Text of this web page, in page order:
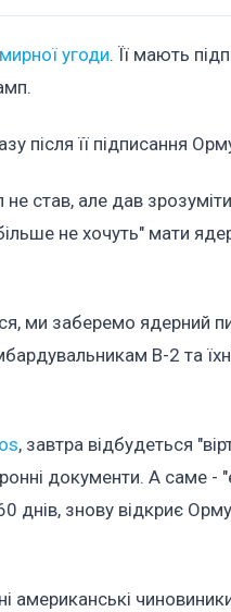
угоди. Її мають
після її підписання
став, але дав
не хочуть" мати
ми заберемо ядерний
B-2 та
, завтра відбудеться
документи. А
днів, знову відкриє
американські